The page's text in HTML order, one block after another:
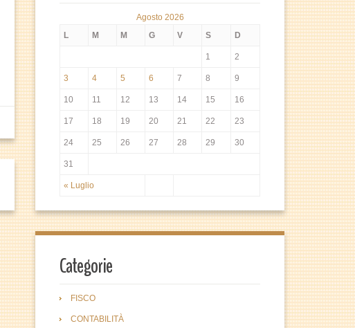
Agosto 2026
L
M M G V S D
« Luglio
1 2
3 4 5 6 7 8 9
10 11 12 13 14 15 16
17 18 19 20 21 22 23
24 25 26 27 28 29 30
31
Categorie
FISCO
CONTABILITÀ